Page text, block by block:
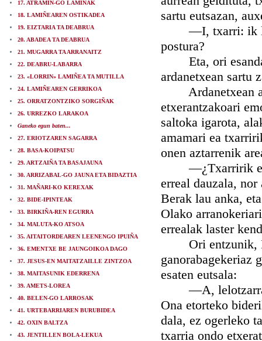
17. ATRAMIN-GO LAMIÑAK
18. LAMIÑEAREN OSTIKADEA
19. EIZTARIA TA DEABRUA
20. ABADEA TA DEABRUA
21. MUGARRA TA ARRANAITZ
22. DEABRU-LABARRA
23. «LORRIN» LAMIÑEA TA MUTILLA
24. LAMIÑEAREN GERRIKOA
25. ORRATZONTZIKO SORGIÑAK
26. URREZKO LARAKOA
Ganeko egun baten...
27. ERIOTZAREN SAGARRA
28. BASA-KOIPATSU
29. ARTZAIÑA TA BASAJAUNA
30. ARRIZABAL-GO JAUNA ETA BIDAZTIA
31. MAÑARI-KO KEREXAK
32. BIDE-IPINTEAK
33. BIRKIÑA-REN EGURRA
34. MALUTA-KO ATSOA
35. AITAITORDEAREN LEENENGO IPUIÑA
36. EMENTXE BE JAUNGOIKOA DAGO
37. JESUS-EN MAITATZAILLE ZINTZOA
38. MAITASUNIK EDERRENA
39. AMETS-LOREA
40. BELEN-GO LARROSAK
41. URTEBARRIAREN BURUBIDEA
42. OXIN BALTZA
43. JENTILLEN BOLA-LEKUA
sartu eutsazan,
—I, txarri: ik lau
postura?
Eta, ori esanda
ardanetxean sartu
Ardanetxean
etxerantzakoari
saltoka igarota,
amamari ea
onen aztarrenik
—¿Txarririk
erreal dauzala,
Berak lau anka,
Olako
errealak laster
Ori entzunik,
ganorabagekeriaz
esaten eutsala:
—A, lelotzarra!
Ona etorteko
dala, ez ogerleko
txarria ondo